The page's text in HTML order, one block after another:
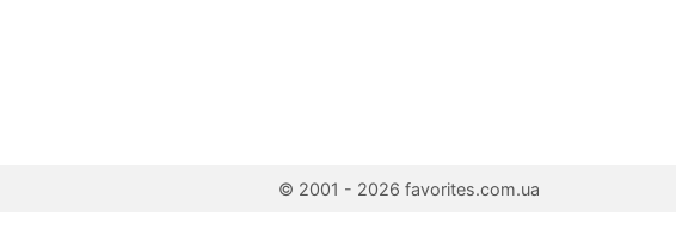
© 2001 - 2026 favorites.com.ua